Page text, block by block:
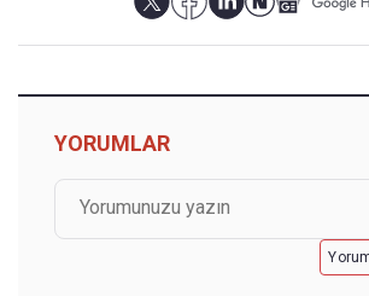
YORUMLAR